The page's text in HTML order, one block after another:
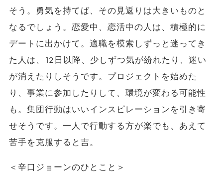
そう。勇気を持てば、その見返りは大きいものと
なるでしょう。恋愛中、恋活中の人は、積極的に
デートに出かけて。適職を模索しずっと迷ってき
た人は、12日以降、少しずつ気が紛れたり、迷い
が消えたりしそうです。プロジェクトを始めた
り、事業に参加したりして、環境が変わる可能性
も。集団行動はいいインスピレーションを引き寄
せそうです。一人で行動する方が楽でも、あえて
苦手を克服すると吉。
＜辛口ジョーンのひとこと＞